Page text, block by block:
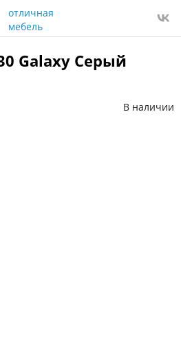
Galaxy Серый
В наличии